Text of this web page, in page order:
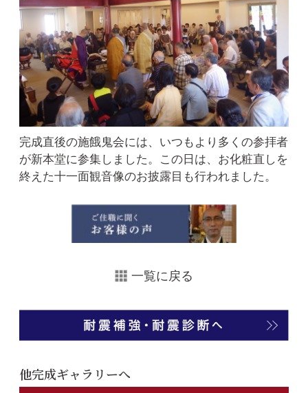
完成直後の施餓鬼会には、いつもより多くの参拝者
が新本堂に参集しました。この日は、お化粧直しを
終えた十一面観音像のお披露目も行われました。
一覧に戻る
他完成ギャラリーへ